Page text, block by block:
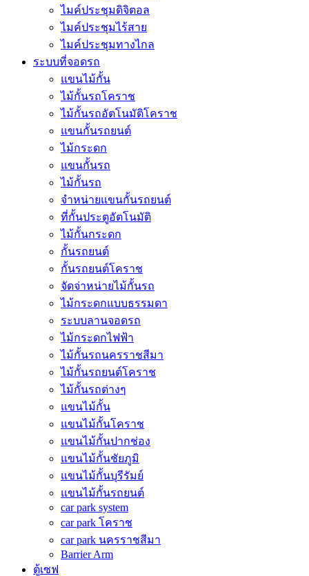
ไมค์ประชุมดิจิตอล
ไมค์ประชุมไร้สาย
ไมค์ประชุมทางไกล
ระบบที่จอดรถ
แขนไม้กั้น
ไม้กั้นรถโคราช
ไม้กั้นรถอัตโนมัติโคราช
แขนกั้นรถยนต์
ไม้กระดก
แขนกั้นรถ
ไม้กั้นรถ
จำหน่ายแขนกั้นรถยนต์
ที่กั้นประตูอัตโนมัติ
ไม้กั้นกระดก
กั้นรถยนต์
กั้นรถยนต์โคราช
จัดจ่าหน่ายไม้กั้นรถ
ไม้กระดกแบบธรรมดา
ระบบลานจอดรถ
ไม้กระดกไฟฟ้า
ไม้กั้นรถนครราชสีมา
ไม้กั้นรถยนต์โคราช
ไม้กั้นรถต่างๆ
แขนไม้กั้น
แขนไม้กั้นโคราช
แขนไม้กั้นปากช่อง
แขนไม้กั้นชัยภูมิ
แขนไม้กั้นบุรีรัมย์
แขนไม้กั้นรถยนต์
car park system
car park โคราช
car park นครราชสีมา
Barrier Arm
ตู้เซฟ